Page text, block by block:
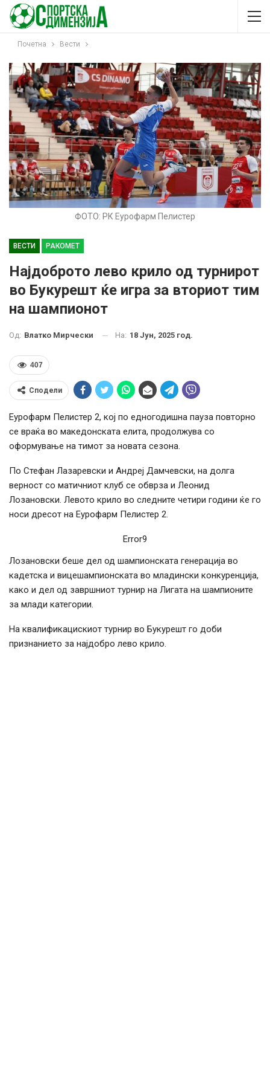
Почетна Вести
ФОТО: РК Еурофарм Пелистер
ВЕСТИ РАКОМЕТ
Најдоброто лево крило од турнирот
во Букурешт ќе игра за вториот тим
на шампионот
Од: Влатко Мирчески На: 18 Јун, 2025 год.
407
Сподели
Еурофарм Пелистер 2, кој по едногодишна пауза повторно
се враќа во македонската елита, продолжува со
оформување на тимот за новата сезона.
По Стефан Лазаревски и Андреј Дамчевски, на долга
верност со матичниот клуб се обврза и Леонид
Лозановски. Левото крило во следните четири години ќе го
носи дресот на Еурофарм Пелистер 2.
Error9
Лозановски беше дел од шампионската генерација во
кадетска и вицешампионската во младински конкуренција,
како и дел од завршниот турнир на Лигата на шампионите
за млади категории.
На квалификацискиот турнир во Букурешт го доби
признанието за најдобро лево крило.